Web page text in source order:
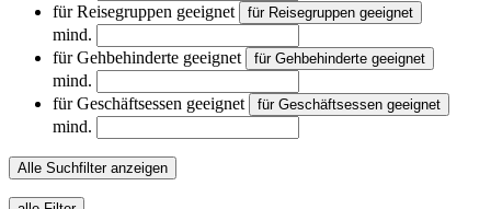
für Reisegruppen geeignet
für Reisegruppen geeignet
mind.
für Gehbehinderte geeignet
für Gehbehinderte geeignet
mind.
für Geschäftsessen geeignet
für Geschäftsessen geeignet
mind.
Alle Suchfilter anzeigen